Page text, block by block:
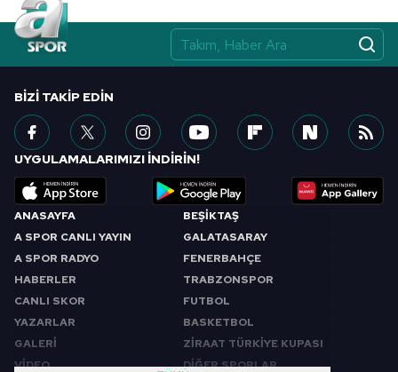
ANASAYFA
A SPOR CANLI YAYIN
A SPOR RADYO
HABERLER
CANLI SKOR
YAZARLAR
GALERİ
VİDEO
BEŞİKTAŞ
GALATASARAY
FENERBAHÇE
TRABZONSPOR
FUTBOL
BASKETBOL
ZİRAAT TÜRKİYE KUPASI
DİĞER SPORLAR
BIZI TAKIP EDIN
UYGULAMALARIMIZI İNDİRİN!